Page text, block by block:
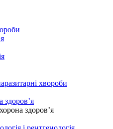
хвороби
здоров’я